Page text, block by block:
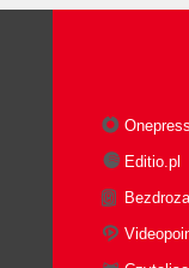
Editio.pl